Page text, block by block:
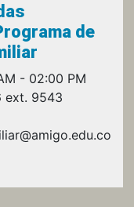
de
- 02:00 PM
ext. 9543